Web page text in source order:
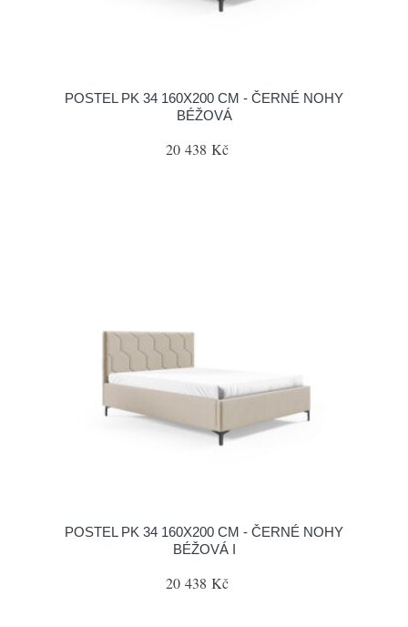
POSTEL PK 34 160X200 CM - ČERNÉ NOHY
BÉŽOVÁ
20 438 Kč
POSTEL PK 34 160X200 CM - ČERNÉ NOHY
BÉŽOVÁ I
20 438 Kč